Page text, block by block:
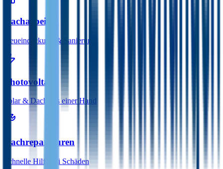
Dacharbeiten
Neueindeckung & Sanierung
Photovoltaik
Solar & Dach aus einer Hand
Dachreparaturen
Schnelle Hilfe bei Schäden